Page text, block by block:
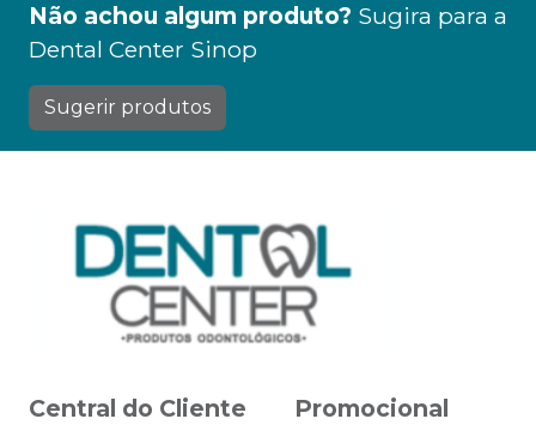
Não achou algum produto? Sugira para a
Dental Center Sinop
Sugerir produtos
Central do Cliente Promocional